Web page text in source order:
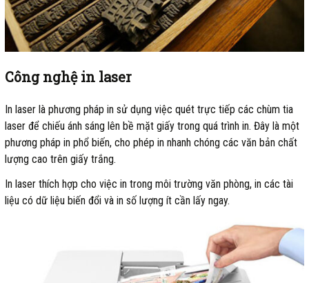
Công nghệ in laser
In laser là phương pháp in sử dụng việc quét trực tiếp các chùm tia
laser để chiếu ánh sáng lên bề mặt giấy trong quá trình in. Đây là một
phương pháp in phổ biến, cho phép in nhanh chóng các văn bản chất
lượng cao trên giấy trắng.
In laser thích hợp cho việc in trong môi trường văn phòng, in các tài
liệu có dữ liệu biến đổi và in số lượng ít cần lấy ngay.